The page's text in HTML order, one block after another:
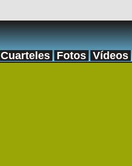
Cuarteles Fotos Vídeos